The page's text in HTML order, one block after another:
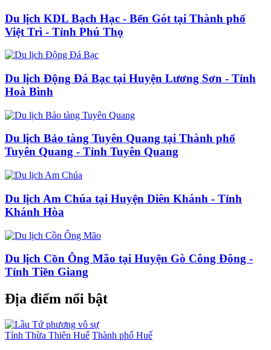
Du lịch KDL Bạch Hạc - Bến Gót tại Thành phố
Việt Trì - Tỉnh Phú Thọ
Du lịch Động Đá Bạc tại Huyện Lương Sơn - Tỉnh
Hoà Bình
Du lịch Bảo tàng Tuyên Quang tại Thành phố
Tuyên Quang - Tỉnh Tuyên Quang
Du lịch Am Chúa tại Huyện Diên Khánh - Tỉnh
Khánh Hòa
Du lịch Cồn Ông Mão tại Huyện Gò Công Đông -
Tỉnh Tiền Giang
Địa điểm nổi bật
Tỉnh Thừa Thiên Huế Thành phố Huế